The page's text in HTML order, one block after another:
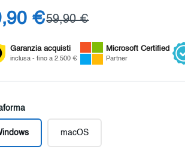
€59,90 €
Garanzia acquisti
inclusa - fino a 2.500 €
Microsoft Certified
Partner
macOS